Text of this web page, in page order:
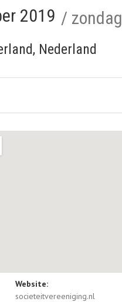
2019
zondag
, Nederland
Zijlweg 1
Website:
societeitvereeniging.nl